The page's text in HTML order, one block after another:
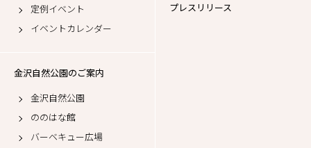
定例イベント
イベントカレンダー
プレスリリース
金沢自然公園のご案内
金沢自然公園
ののはな館
バーベキュー広場